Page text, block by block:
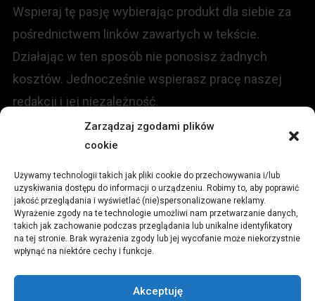
Zarządzaj zgodami plików
cookie
Używamy technologii takich jak pliki cookie do przechowywania i/lub
uzyskiwania dostępu do informacji o urządzeniu. Robimy to, aby poprawić
jakość przeglądania i wyświetlać (nie)spersonalizowane reklamy.
Wyrażenie zgody na te technologie umożliwi nam przetwarzanie danych,
takich jak zachowanie podczas przeglądania lub unikalne identyfikatory
na tej stronie. Brak wyrażenia zgody lub jej wycofanie może niekorzystnie
wpłynąć na niektóre cechy i funkcje.
Akceptuję
Wspieraj tę pasję wybierając produkt dla siebie za
pośrednictwem linków zawartych w tekście.
Działając w ten sposób nie ponosisz żadnych
kosztów. Jednocześnie wspierasz pracę naszej
redakcji i jej niezależność.
Redakcja portalu:
ul.Stara 13, 42-600 Tarnowskie Góry
TEL:+48 509 547 822
redakcja@czytamiwiem.pl